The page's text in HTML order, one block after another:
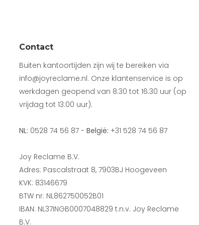
Contact
Buiten kantoortijden zijn wij te bereiken via
info@joyreclame.nl. Onze klantenservice is op
werkdagen geopend van 8:30 tot 16:30 uur (op
vrijdag tot 13:00 uur).
NL: 0528 74 56 87 - België: +31 528 74 56 87
Joy Reclame B.V.
Adres: Pascalstraat 8, 7903BJ Hoogeveen
KVK: 83146679
BTW nr: NL862750052B01
IBAN: NL37INGB0007048829 t.n.v. Joy Reclame
B.V.